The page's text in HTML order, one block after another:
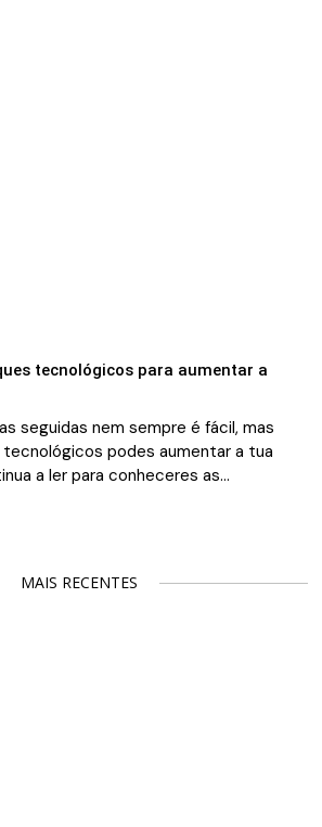
tecnológicos para aumentar a
seguidas nem sempre é fácil, mas
podes aumentar a tua
a ler para conheceres as…
MAIS RECENTES